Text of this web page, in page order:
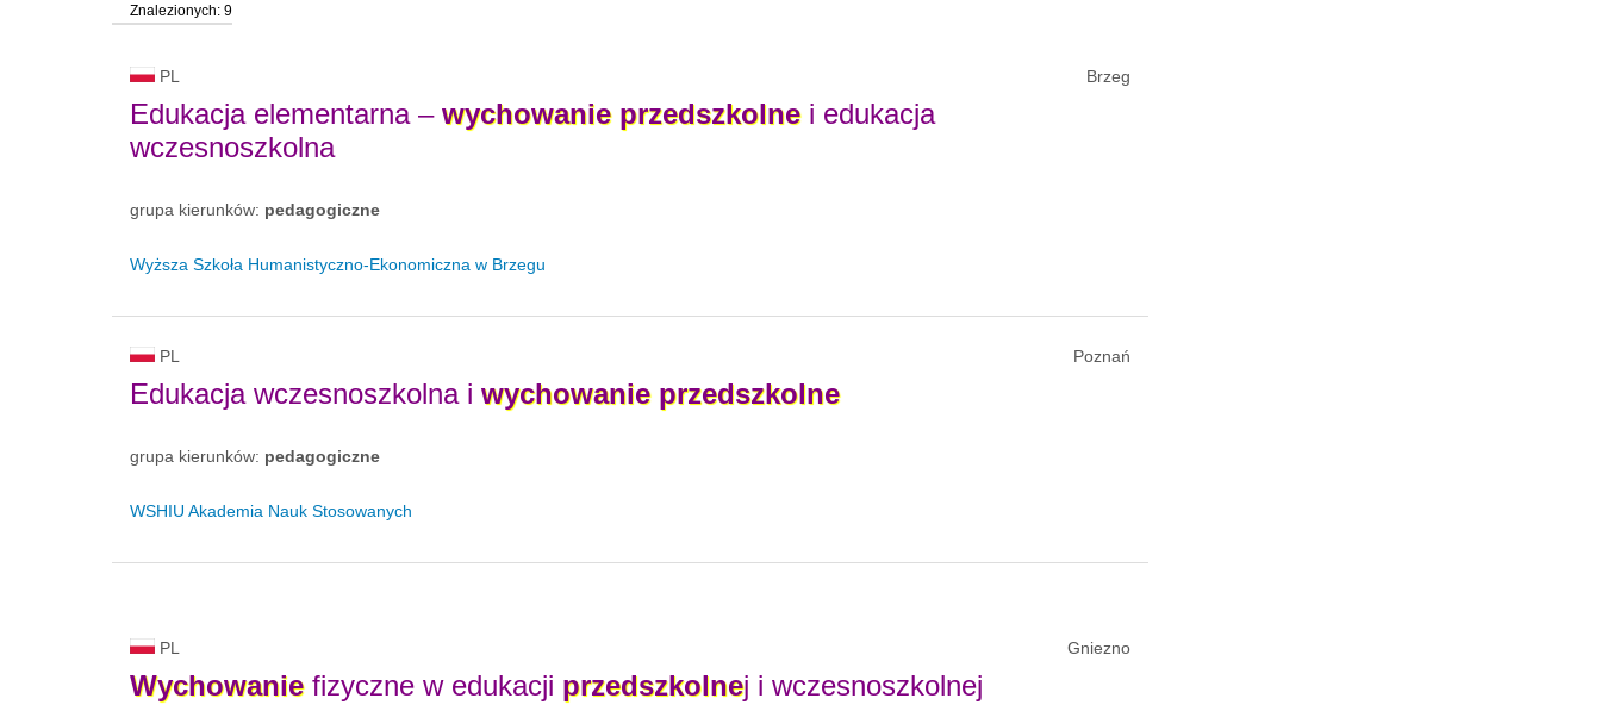
Znalezionych: 9
PL Brzeg
Edukacja elementarna – wychowanie przedszkolnei edukacja
wczesnoszkolna
grupa kierunków: pedagogiczne
Wyższa Szkoła Humanistyczno-Ekonomiczna w Brzegu
PL Poznań
Edukacja wczesnoszkolna i wychowanie przedszkolne
grupa kierunków: pedagogiczne
WSHIU Akademia Nauk Stosowanych
PL Gniezno
Wychowaniefizyczne w edukacji przedszkolnej i wczesnoszkolnej